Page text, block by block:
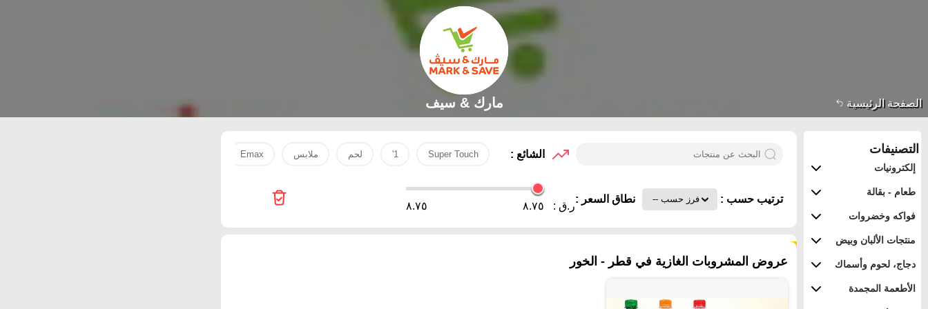
الصفحة الرئيسية مارك & سيف
التصنيفات
إلكترونيات
طعام - بقالة
فواكه وخضروات
منتجات الألبان وبيض
دجاج، لحوم وأسماك
الأطعمة المجمدة
الشائع : Super Touch
1' لحم ملابس Emax
ترتيب حسب : نطاق السعر :
ر.ق : ٨.٧٥ ٨.٧٥
عروض المشروبات الغازية في قطر - الخور